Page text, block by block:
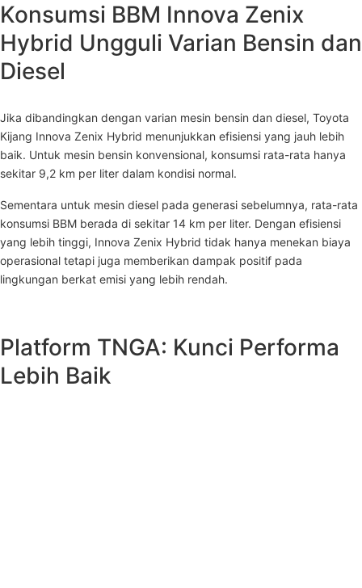
Konsumsi BBM Innova Zenix
Hybrid Ungguli Varian Bensin dan
Diesel
Jika dibandingkan dengan varian mesin bensin dan diesel, Toyota
Kijang Innova Zenix Hybrid menunjukkan efisiensi yang jauh lebih
baik. Untuk mesin bensin konvensional, konsumsi rata-rata hanya
sekitar 9,2 km per liter dalam kondisi normal.
Sementara untuk mesin diesel pada generasi sebelumnya, rata-rata
konsumsi BBM berada di sekitar 14 km per liter. Dengan efisiensi
yang lebih tinggi, Innova Zenix Hybrid tidak hanya menekan biaya
operasional tetapi juga memberikan dampak positif pada
lingkungan berkat emisi yang lebih rendah.
Platform TNGA: Kunci Performa
Lebih Baik